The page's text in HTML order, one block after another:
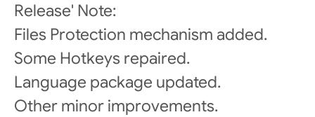
Release' Note:
Files Protection mechanism added.
Some Hotkeys repaired.
Language package updated.
Other minor improvements.